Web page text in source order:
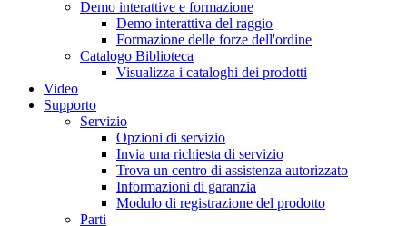
Demo interattive e formazione
Demo interattiva del raggio
Formazione delle forze dell'ordine
Catalogo Biblioteca
Visualizza i cataloghi dei prodotti
Video
Supporto
Servizio
Opzioni di servizio
Invia una richiesta di servizio
Trova un centro di assistenza autorizzato
Informazioni di garanzia
Modulo di registrazione del prodotto
Parti